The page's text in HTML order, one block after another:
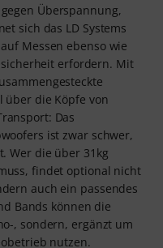
Überspannung,
sich das LD Systems
Messen ebenso wie
erfordern. Mit
über die Köpfe von
Das
ist zwar schwer,
Wer die über 31kg
findet optional nicht
auch ein passendes
Bands können die
, sondern, ergänzt um
nutzen.